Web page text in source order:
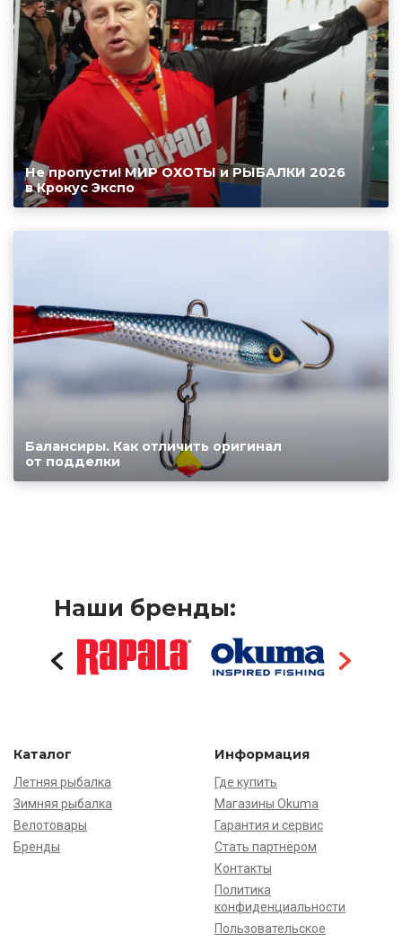
Не пропусти! МИР ОХОТЫ и РЫБАЛКИ 2026
в Крокус Экспо
Балансиры. Как отличить оригинал
от подделки
Наши бренды:
Каталог
Летняя рыбалка
Зимняя рыбалка
Велотовары
Бренды
Информация
Где купить
Магазины Okuma
Гарантия и сервис
Стать партнёром
Контакты
Политика
конфиденциальности
Пользовательское